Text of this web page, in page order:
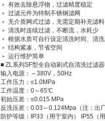
﹡ 有效去除悬浮物，过滤精度稳定
﹡ 过滤元件为特制不锈钢滤网
﹡ 无介质网式过滤，无需定期补充滤料
﹡ 清洗时连续过滤，不断流，水耗少
﹡ 根据水质可自行设定清洗时间、清
﹡ 结构紧凑，节省空间
﹡ 运行维护简单
■ ZL系列SF型全自动刷式自清洗过滤
输入电源：～380V，50Hz
工作压力：≤1.0MPa
工作温度：0～65℃
初始压差：≤0.015 MPa
反洗压差：0.03～0.124Mpa（注：出
防护等级：IP33（用于室内） IP55（